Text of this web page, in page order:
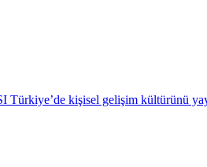
kişisel gelişim kültürünü